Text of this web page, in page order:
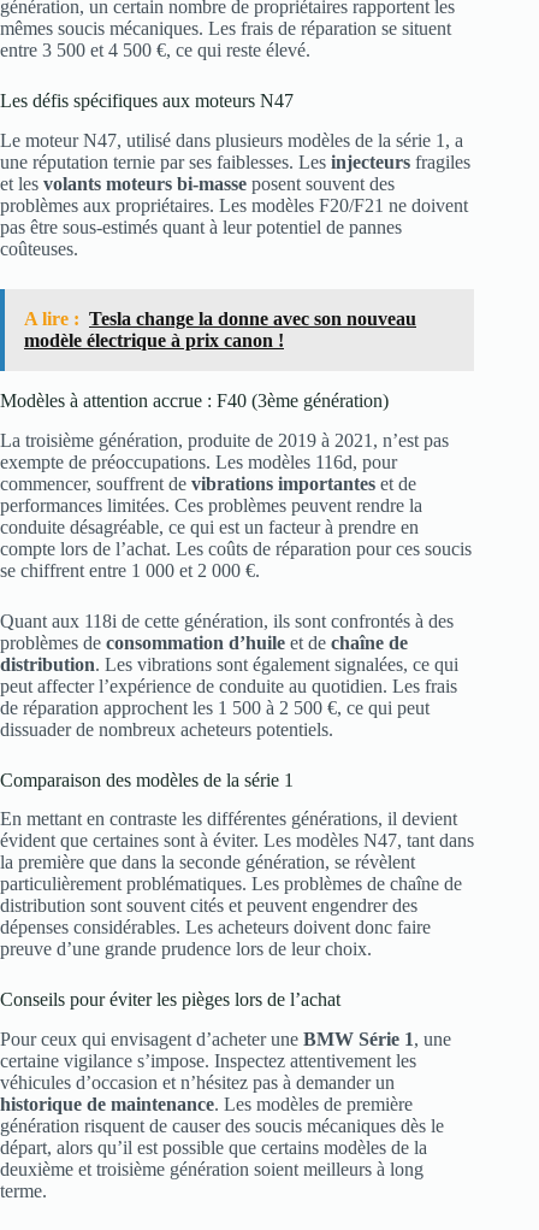
génération, un certain nombre de propriétaires rapportent les
mêmes soucis mécaniques. Les frais de réparation se situent
entre 3 500 et 4 500 €, ce qui reste élevé.
Les défis spécifiques aux moteurs N47
Le moteur N47, utilisé dans plusieurs modèles de la série 1, a
une réputation ternie par ses faiblesses. Les injecteurs fragiles
et les volants moteurs bi-masse posent souvent des
problèmes aux propriétaires. Les modèles F20/F21 ne doivent
pas être sous-estimés quant à leur potentiel de pannes
coûteuses.
A lire : Tesla change la donne avec son nouveau
modèle électrique à prix canon !
Modèles à attention accrue : F40 (3ème génération)
La troisième génération, produite de 2019 à 2021, n’est pas
exempte de préoccupations. Les modèles 116d, pour
commencer, souffrent de vibrations importantes et de
performances limitées. Ces problèmes peuvent rendre la
conduite désagréable, ce qui est un facteur à prendre en
compte lors de l’achat. Les coûts de réparation pour ces soucis
se chiffrent entre 1 000 et 2 000 €.
Quant aux 118i de cette génération, ils sont confrontés à des
problèmes de consommation d’huile et de chaîne de
distribution. Les vibrations sont également signalées, ce qui
peut affecter l’expérience de conduite au quotidien. Les frais
de réparation approchent les 1 500 à 2 500 €, ce qui peut
dissuader de nombreux acheteurs potentiels.
Comparaison des modèles de la série 1
En mettant en contraste les différentes générations, il devient
évident que certaines sont à éviter. Les modèles N47, tant dans
la première que dans la seconde génération, se révèlent
particulièrement problématiques. Les problèmes de chaîne de
distribution sont souvent cités et peuvent engendrer des
dépenses considérables. Les acheteurs doivent donc faire
preuve d’une grande prudence lors de leur choix.
Conseils pour éviter les pièges lors de l’achat
Pour ceux qui envisagent d’acheter une BMW Série 1, une
certaine vigilance s’impose. Inspectez attentivement les
véhicules d’occasion et n’hésitez pas à demander un
historique de maintenance. Les modèles de première
génération risquent de causer des soucis mécaniques dès le
départ, alors qu’il est possible que certains modèles de la
deuxième et troisième génération soient meilleurs à long
terme.